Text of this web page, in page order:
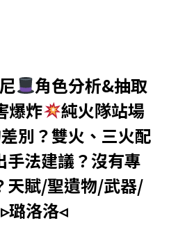
角色分析&抽取
爆炸
純火隊站場
別？雙火、三火配
手法建議？沒有專
天賦/聖遺物/武器/
璐洛洛◃